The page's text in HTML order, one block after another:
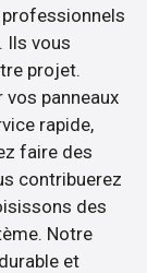
Ils vous
projet.
panneaux
rapide,
faire des
contribuerez
des
Notre
et